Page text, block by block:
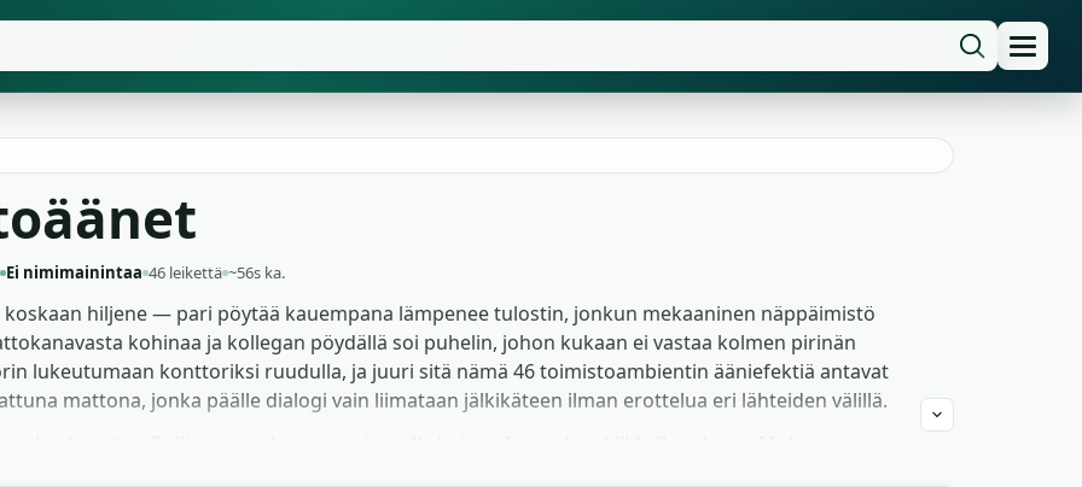
Ei nimimainintaa 46 leikettä ~56s ka.
hiljene — pari pöytää kauempana lämpenee tulostin, jonkun mekaaninen näppäimistö
kohinaa ja kollegan pöydällä soi puhelin, johon kukaan ei vastaa kolmen pirinän
lukeutumaan konttoriksi ruudulla, ja juuri sitä nämä 46 toimistoambientin ääniefektiä antavat
mattona, jonka päälle dialogi vain liimataan jälkikäteen ilman erottelua eri lähteiden välillä.